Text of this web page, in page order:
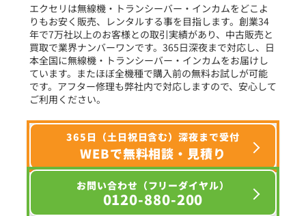
選択条件をリセット
エクセリは無線機・トランシーバー・インカムをどこよ
りもお安く販売、レンタルする事を目指します。創業34
年で7万社以上のお客様との取引実績があり、中古販売と
買取で業界ナンバーワンです。365日深夜まで対応し、日
本全国に無線機・トランシーバー・インカムをお届けし
ています。またほぼ全機種で購入前の無料お試しが可能
です。アフター修理も弊社内で対応しますので、安心して
ご利用ください。
365日（土日祝日含む）深夜まで受付
WEBで無料相談・見積り
お問い合わせ（フリーダイヤル）
0120-880-200